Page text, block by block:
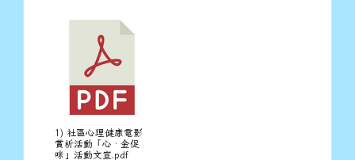
1) 社區心理健康電影
賞析活動「心‧金促
咪」活動文宣.pdf